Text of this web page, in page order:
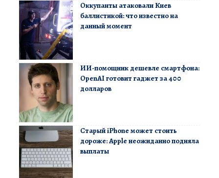
Оккупанты атаковали Киев
баллистикой: что известно на
данный момент
ИИ-помощник дешевле смартфона:
OpenAI готовит гаджет за 400
долларов
Старый iPhone может стоить
дороже: Apple неожиданно подняла
выплаты